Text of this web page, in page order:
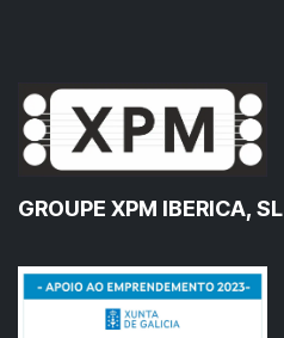
GROUPE XPM IBERICA, SL